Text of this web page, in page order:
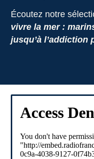
Écoutez notre
vivre la mer :
jusqu’à l’addiction